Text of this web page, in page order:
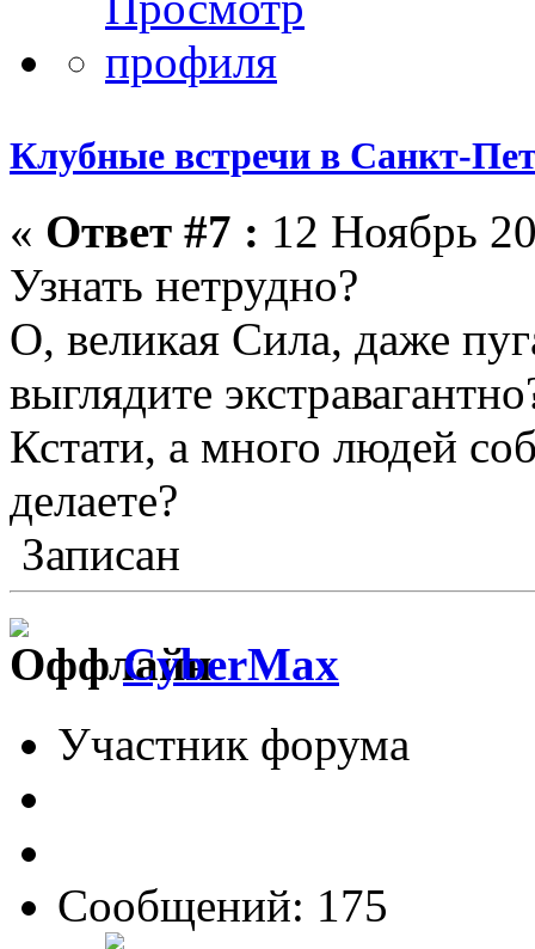
Клубные встречи в Санкт-
« Ответ #7 : 12 Ноябрь
Узнать нетрудно?
О, великая Сила, даже
выглядите
Кстати, а много людей
делаете?
Записан
CyberMax
Участник форума
Сообщений: 175